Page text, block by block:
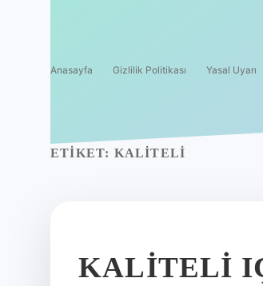
Anasayfa Gizlilik Politikası Yasal Uyarı
ETIKET: KALITELI
KALITELI